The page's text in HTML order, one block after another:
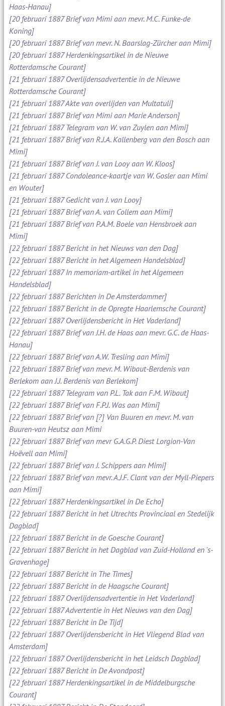
Haas-Hanau]
[20 februari 1887 Brief van Mimi aan mevr. M.C. Funke-de
Koning]
[20 februari 1887 Brief van mevr. N. Baarslag-Zürcher aan Mimi]
[20 februari 1887 Herdenkingsartikel in de Nieuwe
Rotterdamsche Courant]
[21 februari 1887 Overlijdensadvertentie in de Nieuwe
Rotterdamsche Courant]
[21 februari 1887 Akte van overlijden van Multatuli]
[21 februari 1887 Brief van Mimi aan Marie Anderson]
[21 februari 1887 Telegram van W. van Zuylen aan Mimi]
[21 februari 1887 Brief van R.J.A. Kallenberg van den Bosch aan
Mimi]
[21 februari 1887 Brief van J. van Looy aan W. Kloos]
[21 februari 1887 Condoleance-kaartje van W. Gosler aan Mimi
en Wouter]
[21 februari 1887 Gedicht van J. van Looy]
[21 februari 1887 Brief van A. van Collem aan Mimi]
[21 februari 1887 Brief van P.A.M. Boele van Hensbroek aan
Mimi]
[22 februari 1887 Bericht in het Nieuws van den Dag]
[22 februari 1887 Bericht in het Algemeen Handelsblad]
[22 februari 1887 In memoriam-artikel in het Algemeen
Handelsblad]
[22 februari 1887 Berichten in De Amsterdammer]
[22 februari 1887 Bericht in de Opregte Haarlemsche Courant]
[22 februari 1887 Overlijdensbericht in Het Vaderland]
[22 februari 1887 Brief van J.H. de Haas aan mevr. G.C. de Haas-
Hanau]
[22 februari 1887 Brief van A.W. Tresling aan Mimi]
[22 februari 1887 Brief van mevr. M. Wibaut-Berdenis van
Berlekom aan J.J. Berdenis van Berlekom]
[22 februari 1887 Telegram van P.L. Tak aan F.M. Wibaut]
[22 februari 1887 Brief van F.P.J. Was aan Mimi]
[22 februari 1887 Brief van [?] Van Buuren en mevr. M. van
Buuren-van Heutsz aan Mimi
[22 februari 1887 Brief van mevr G.A.G.P. Diest Lorgion-Van
Hoëvell aan Mimi]
[22 februari 1887 Brief van J. Schippers aan Mimi]
[22 februari 1887 Brief van mevr. A.J.F. Clant van der Myll-Piepers
aan Mimi]
[22 februari 1887 Herdenkingsartikel in De Echo]
[22 februari 1887 Bericht in het Utrechts Provinciaal en Stedelijk
Dagblad]
[22 februari 1887 Bericht in de Goesche Courant]
[22 februari 1887 Bericht in het Dagblad van Zuid-Holland en 's-
Gravenhage]
[22 februari 1887 Bericht in The Times]
[22 februari 1887 Bericht in de Haagsche Courant]
[22 februari 1887 Overlijdensadvertentie in Het Vaderland]
[22 februari 1887 Advertentie in Het Nieuws van den Dag]
[22 februari 1887 Bericht in De Tijd]
[22 februari 1887 Overlijdensbericht in Het Vliegend Blad van
Amsterdam]
[22 februari 1887 Overlijdensbericht in het Leidsch Dagblad]
[22 februari 1887 Bericht in De Avondpost]
[22 februari 1887 Herdenkingsartikel in de Middelburgsche
Courant]